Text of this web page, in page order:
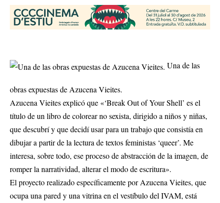
Una de las
obras expuestas de Azucena Vieites.
Azucena Vieites explicó que «‘Break Out of Your Shell’ es el
título de un libro de colorear no sexista, dirigido a niños y niñas,
que descubrí y que decidí usar para un trabajo que consistía en
dibujar a partir de la lectura de textos feministas ‘queer’. Me
interesa, sobre todo, ese proceso de abstracción de la imagen, de
romper la narratividad, alterar el modo de escritura».
El proyecto realizado específicamente por Azucena Vieites, que
ocupa una pared y una vitrina en el vestíbulo del IVAM, está